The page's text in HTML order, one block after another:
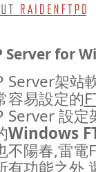
Server for
Server架站
容易設定的
Server 設
Windows
不陽春,雷電
有功能之外,